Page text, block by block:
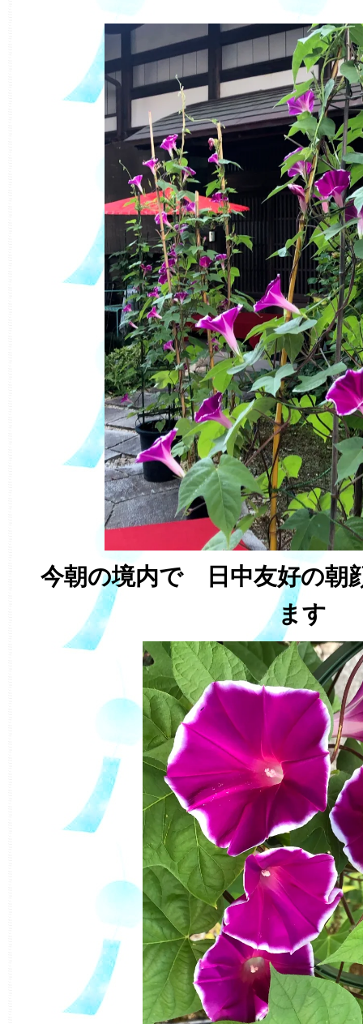
今朝の境内で 日中友好の朝
ます